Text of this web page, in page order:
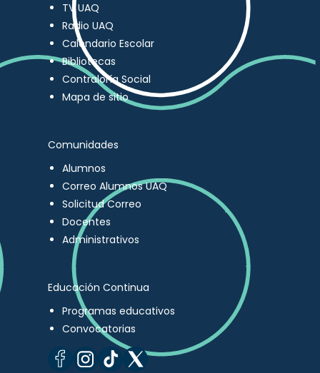
TV UAQ
Radio UAQ
Calendario Escolar
Bibliotecas
Contraloría Social
Mapa de sitio
Comunidades
Alumnos
Correo Alumnos UAQ
Solicitud Correo
Docentes
Administrativos
Educación Continua
Programas educativos
Convocatorias